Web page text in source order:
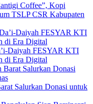
Coffee”, Kopi
TSLP CSR Kabupaten
Daiyah FESYAR KTI
di Era Digital
Salurkan Donasi untuk